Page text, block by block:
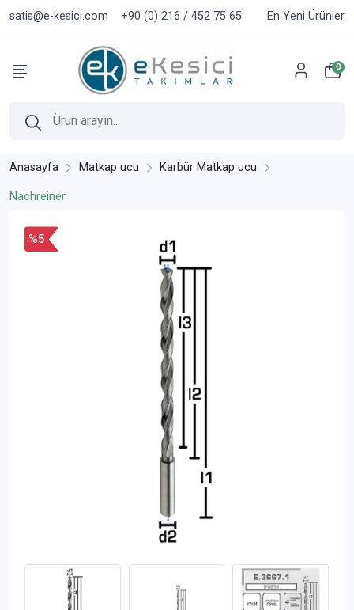
satis@e-kesici.com +90 (0) 216 / 452 75 65 En Yeni Ürünler
0
Anasayfa Matkap ucu Karbür Matkap ucu
Nachreiner
%5